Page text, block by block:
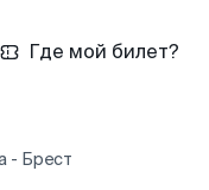
Где мой билет?
- Брест